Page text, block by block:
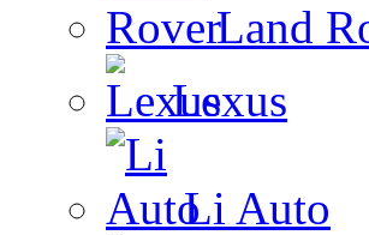
Land
Lexus
Li Auto